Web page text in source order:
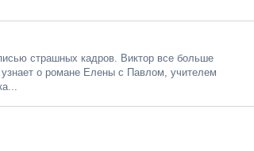
страшных кадров. Виктор все больше
о романе Елены с Павлом, учителем